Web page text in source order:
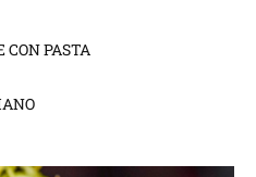
PASTA